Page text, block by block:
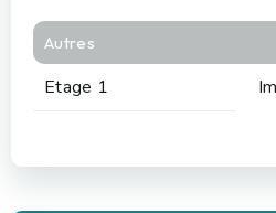
Autres
Etage 1